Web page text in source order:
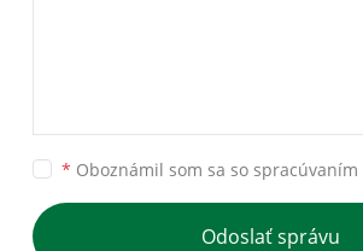
* Oboznámil som sa so
Odoslať správu